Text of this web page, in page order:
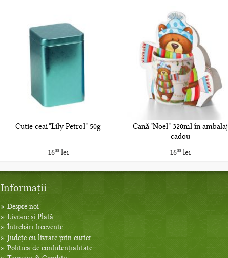
Cutie ceai "Lily Petrol" 50g
1600lei
Cană "Noel" 320ml în ambalaj
cadou
1600lei
Informații
» Despre noi
» Livrare și Plată
» Întrebări frecvente
» Județe cu livrare prin curier
» Politica de confidențialitate